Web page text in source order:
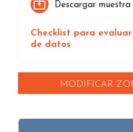
Descargar muestra
Checklist para
de datos
MODIFICAR